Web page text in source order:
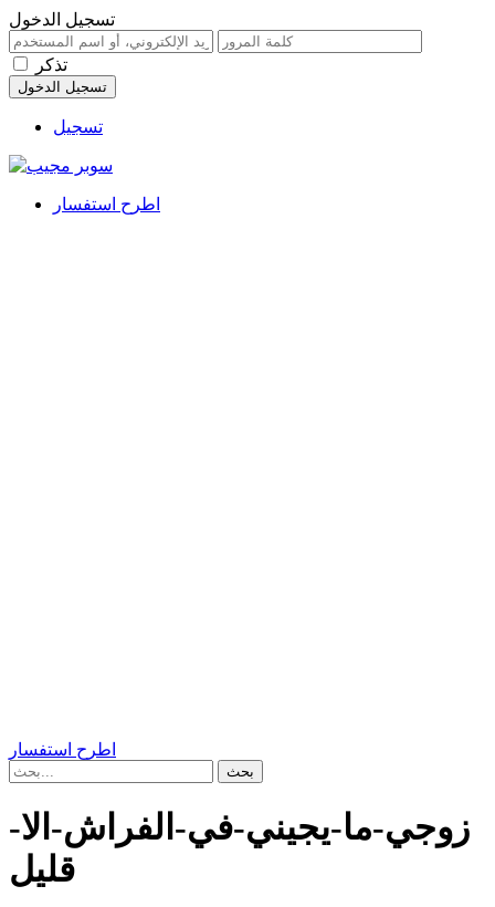
تسجيل الدخول
تذكر
تسجيل
اطرح استفسار
اطرح استفسار
زوجي-ما-يجيني-في-الفراش-الا-
قليل